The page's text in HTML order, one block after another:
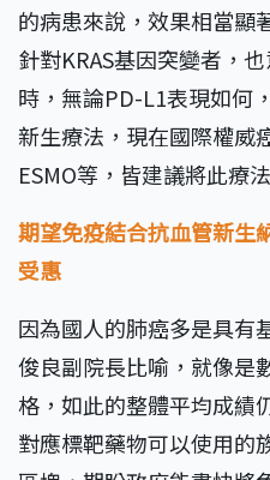
的病患來說，效果相當顯
針對KRAS基因突變者，
時，無論PD-L1表現如何
新生療法，現在國際權威
ESMO等，皆建議將此療
期望免疫結合抗血管新生
受惠
因為國人的肺癌多是具有
俊良副院長比喻，就像是
格，如此的整體平均成績
對應標靶藥物可以使用的